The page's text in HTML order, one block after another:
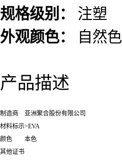
规格级别：
注塑
外观颜色：
自然色
产品描述
制造商
亚洲聚合股份有限公司
材料标示>EVA
颜色
本色
其他证书